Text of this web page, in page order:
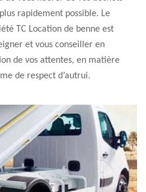
rapidement possible. Le
TC Location de benne est
et vous conseiller en
de vos attentes, en matière
de respect d’autrui.